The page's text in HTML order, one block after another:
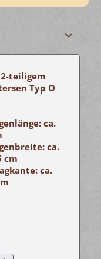
teiligem
Typ O
ca.
ca.
cm
ca.